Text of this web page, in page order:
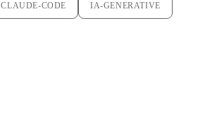
CLAUDE-CODE IA-GENERATIVE